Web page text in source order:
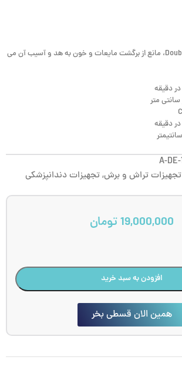
دارای سیستم Double Sealing، مانع از برگشت مایعات و خون به هد و آسیب آن می
A-
تجهیزات تراش و برش,تجهیزات دندانپزشکی
19,000,000تومان
افزودن به سبد خرید
همین الان قسطی بخر